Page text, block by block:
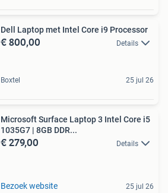
Dell Laptop met Intel Core i9 Processor
€ 800,00 Details
Boxtel 25 jul 26
Microsoft Surface Laptop 3 Intel Core i5
1035G7 | 8GB DDR...
€ 279,00 Details
Bezoek website 25 jul 26